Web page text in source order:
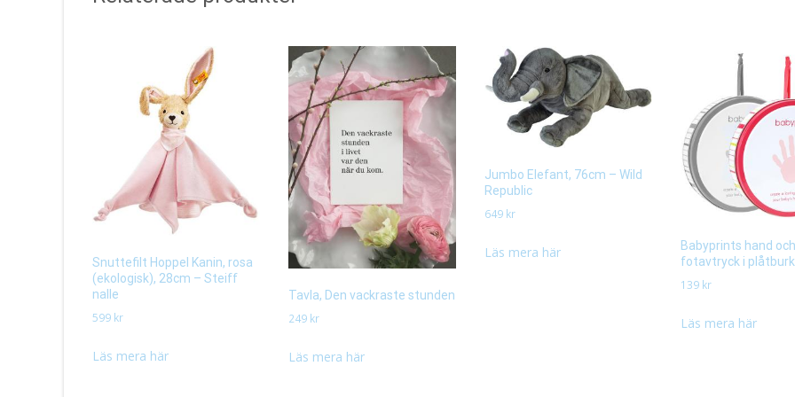
Snuttefilt Hoppel Kanin, rosa
(ekologisk), 28cm – Steiff
nalle
599 kr
Läs mera här
Tavla, Den vackraste stunden
249 kr
Läs mera här
Jumbo Elefant, 76cm – Wild
Republic
649 kr
Läs mera här
Babyprints hand och
fotavtryck i plåtburk
139 kr
Läs mera här